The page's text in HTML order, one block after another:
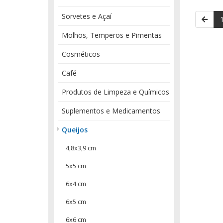
Sorvetes e Açaí
Molhos, Temperos e Pimentas
Cosméticos
Café
Produtos de Limpeza e Químicos
Suplementos e Medicamentos
Queijos
4,8x3,9 cm
5x5 cm
6x4 cm
6x5 cm
6x6 cm